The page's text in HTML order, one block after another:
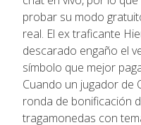
probar su modo
real. El ex traficante
descarado engaño el
símbolo que mejor
Cuando un jugador de
ronda de bonificación
tragamonedas con